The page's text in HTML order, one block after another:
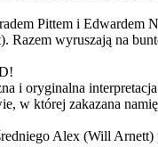
Pittem i Edwardem
Razem wyruszają na
i oryginalna
w której zakazana
Alex (Will